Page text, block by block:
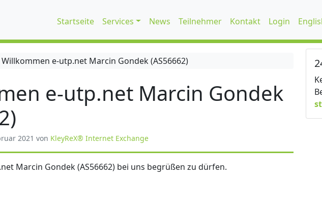
Startseite Services News Teilnehmer Kontakt Login
Willkommen e-utp.net Marcin Gondek (AS56662)
e-utp.net Marcin Gondek
2021 von KleyReX® Internet Exchange
Marcin Gondek (AS56662) bei uns begrüßen zu dürfen.